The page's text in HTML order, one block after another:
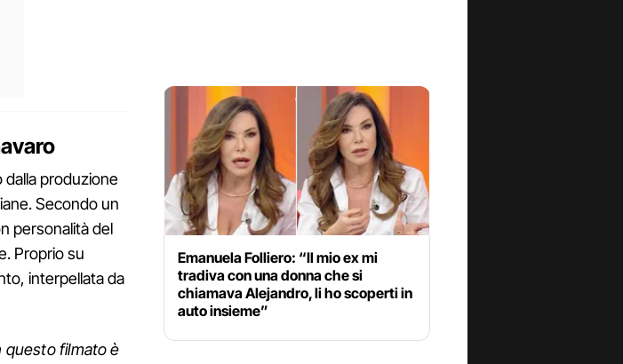
dalla produzione
Secondo un
personalità del
Proprio su
interpellata da
questo filmato è
Emanuela Folliero: “Il mio ex mi
tradiva con una donna che si
chiamava Alejandro, li ho scoperti in
auto insieme”